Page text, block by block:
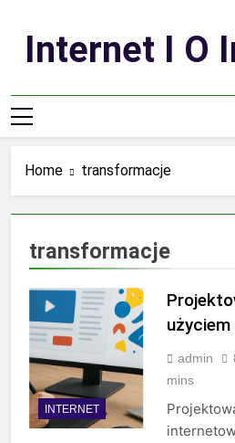
contentInternet I O
Home transformacje
transformacje
INTERNET
admin
mins